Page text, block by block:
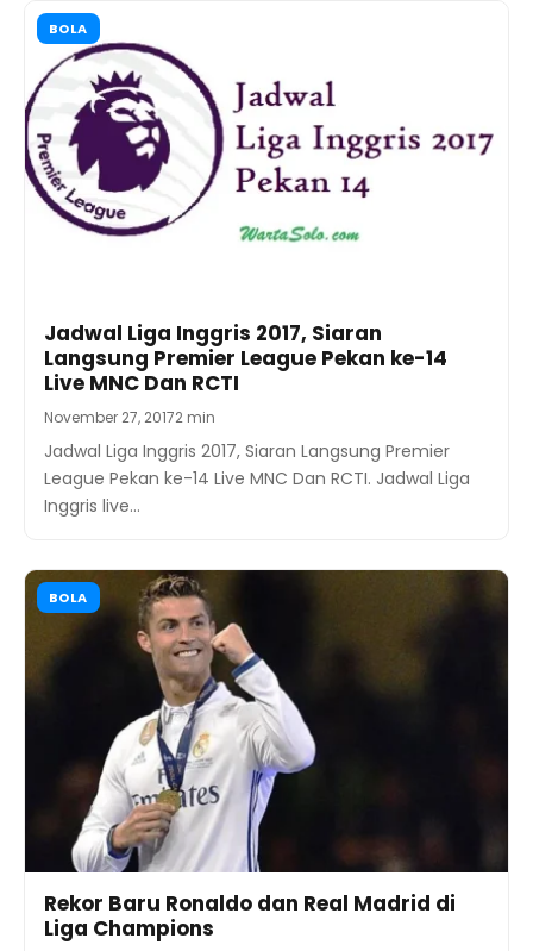
BOLA
Jadwal Liga Inggris 2017, Siaran
Langsung Premier League Pekan ke-14
Live MNC Dan RCTI
November 27, 20172 min
Jadwal Liga Inggris 2017, Siaran Langsung Premier
League Pekan ke-14 Live MNC Dan RCTI. Jadwal Liga
Inggris live…
BOLA
Rekor Baru Ronaldo dan Real Madrid di
Liga Champions